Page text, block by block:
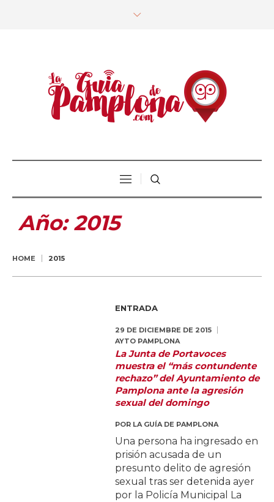
Año:2015
HOME 2015
ENTRADA
29 DE DICIEMBRE DE 2015
AYTO PAMPLONA
La Junta de Portavoces
muestra el “más contundente
rechazo” del Ayuntamiento de
Pamplona ante la agresión
sexual del domingo
POR LA GUÍA DE PAMPLONA
Una persona ha ingresado en
prisión acusada de un
presunto delito de agresión
sexual tras ser detenida ayer
por la Policía Municipal La